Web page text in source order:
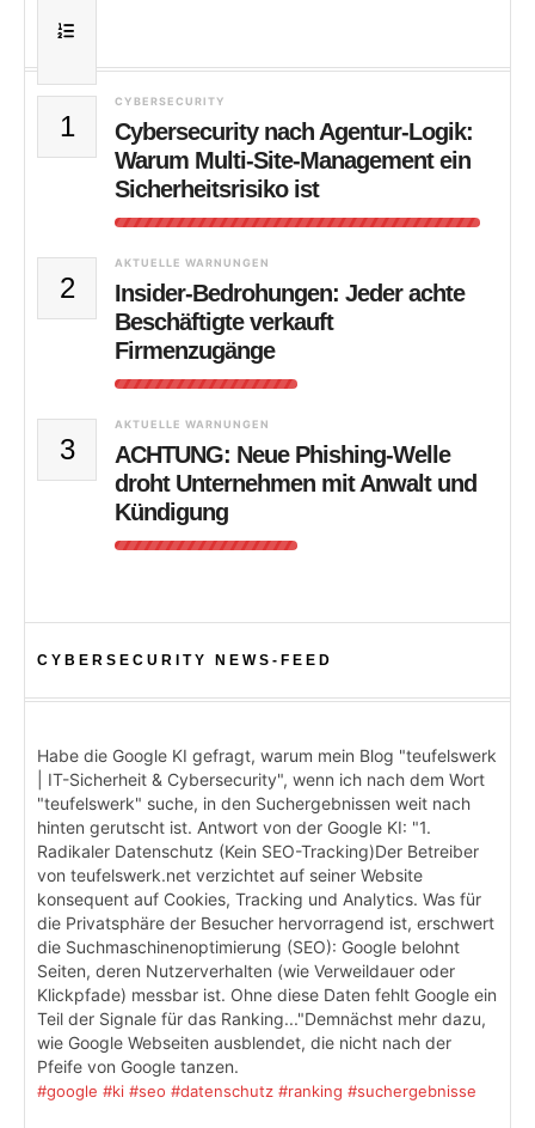
1
CYBERSECURITY
Cybersecurity nach Agentur-Logik:
Warum Multi-Site-Management ein
Sicherheitsrisiko ist
2
AKTUELLE WARNUNGEN
Insider-Bedrohungen: Jeder achte
Beschäftigte verkauft
Firmenzugänge
3
AKTUELLE WARNUNGEN
ACHTUNG: Neue Phishing-Welle
droht Unternehmen mit Anwalt und
Kündigung
CYBERSECURITY NEWS-FEED
Habe die Google KI gefragt, warum mein Blog "teufelswerk
| IT-Sicherheit & Cybersecurity", wenn ich nach dem Wort
"teufelswerk" suche, in den Suchergebnissen weit nach
hinten gerutscht ist. Antwort von der Google KI: "1.
Radikaler Datenschutz (Kein SEO-Tracking)Der Betreiber
von teufelswerk.net verzichtet auf seiner Website
konsequent auf Cookies, Tracking und Analytics. Was für
die Privatsphäre der Besucher hervorragend ist, erschwert
die Suchmaschinenoptimierung (SEO): Google belohnt
Seiten, deren Nutzerverhalten (wie Verweildauer oder
Klickpfade) messbar ist. Ohne diese Daten fehlt Google ein
Teil der Signale für das Ranking..."Demnächst mehr dazu,
wie Google Webseiten ausblendet, die nicht nach der
Pfeife von Google tanzen.
#google #ki #seo #datenschutz #ranking #suchergebnisse